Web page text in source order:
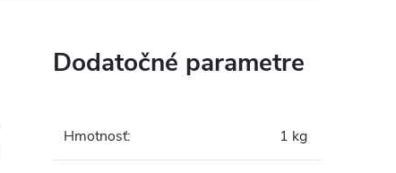
Dodatočné parametre
Hmotnosť: 1 kg